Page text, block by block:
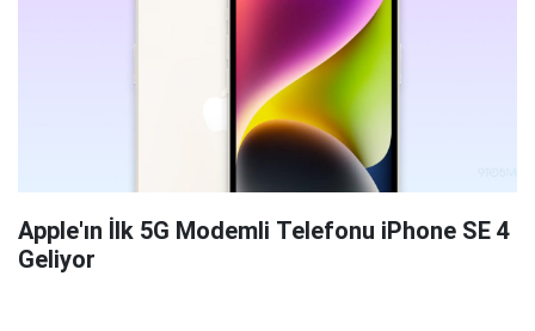
Apple'ın İlk 5G Modemli Telefonu iPhone SE 4
Geliyor